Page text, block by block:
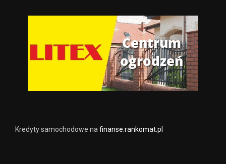
Kredyty samochodowe na finanse.rankomat.pl